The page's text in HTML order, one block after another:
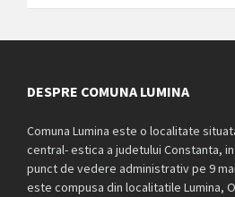
DESPRE COMUNA LUMINA
Comuna Lumina este o localitate
central- estica a judetului Constanta,
punct de vedere administrativ pe 9
este compusa din localitatile Lumina,